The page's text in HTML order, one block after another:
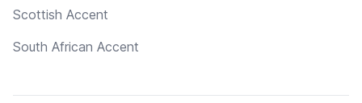
Scottish Accent
South African Accent